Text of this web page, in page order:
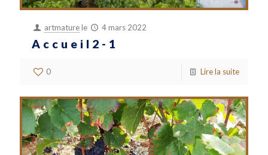
artmaturele 4 mars 2022
Accueil2-1
0 Lire la suite